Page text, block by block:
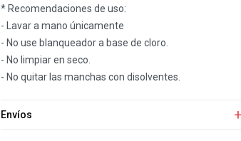
* Recomendaciones de uso:
- Lavar a mano únicamente
- No use blanqueador a base de cloro.
- No limpiar en seco.
- No quitar las manchas con disolventes.
Envíos